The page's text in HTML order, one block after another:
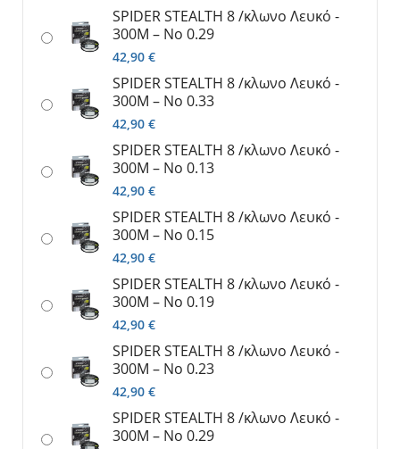
SPIDER SΤΕΑLTH 8 /κλωνο Λευκό -
300M – No 0.29
42,90 €
SPIDER SΤΕΑLTH 8 /κλωνο Λευκό -
300M – No 0.33
42,90 €
SPIDER SΤΕΑLTH 8 /κλωνο Λευκό -
300M – No 0.13
42,90 €
SPIDER SΤΕΑLTH 8 /κλωνο Λευκό -
300M – No 0.15
42,90 €
SPIDER SΤΕΑLTH 8 /κλωνο Λευκό -
300M – No 0.19
42,90 €
SPIDER SΤΕΑLTH 8 /κλωνο Λευκό -
300M – No 0.23
42,90 €
SPIDER SΤΕΑLTH 8 /κλωνο Λευκό -
300M – No 0.29